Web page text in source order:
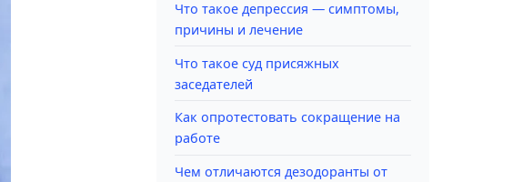
Что такое депрессия — симптомы,
причины и лечение
Что такое суд присяжных
заседателей
Как опротестовать сокращение на
работе
Чем отличаются дезодоранты от